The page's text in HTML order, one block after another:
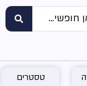
טסטרים